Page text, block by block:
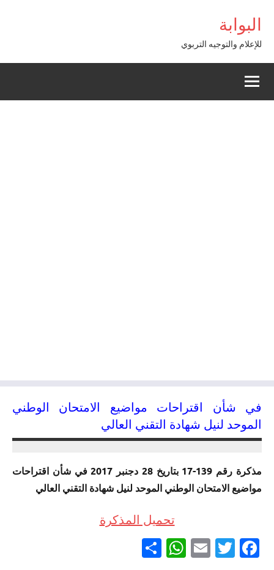
contenu
البوابة
للإعلام والتوجيه التربوي
في شأن اقتراحات مواضيع الامتحان الوطني
الموحد لنيل شهادة التقني العالي
مذكرة رقم 139-17 بتاريخ 28 دجنبر 2017 في شأن اقتراحات
مواضيع الامتحان الوطني الموحد لنيل شهادة التقني العالي
تحميل المذكرة
Facebook
Twitter
Email
WhatsApp